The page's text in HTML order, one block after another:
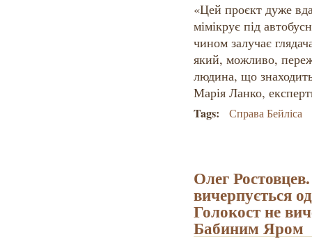
«Цей проєкт дуже
мімікрує під
чином залучає
який, можливо,
людина, що
Марія Ланко,
Tags: Справа Бейліса
Олег
вичерпується
Голокост не
Бабиним Яром